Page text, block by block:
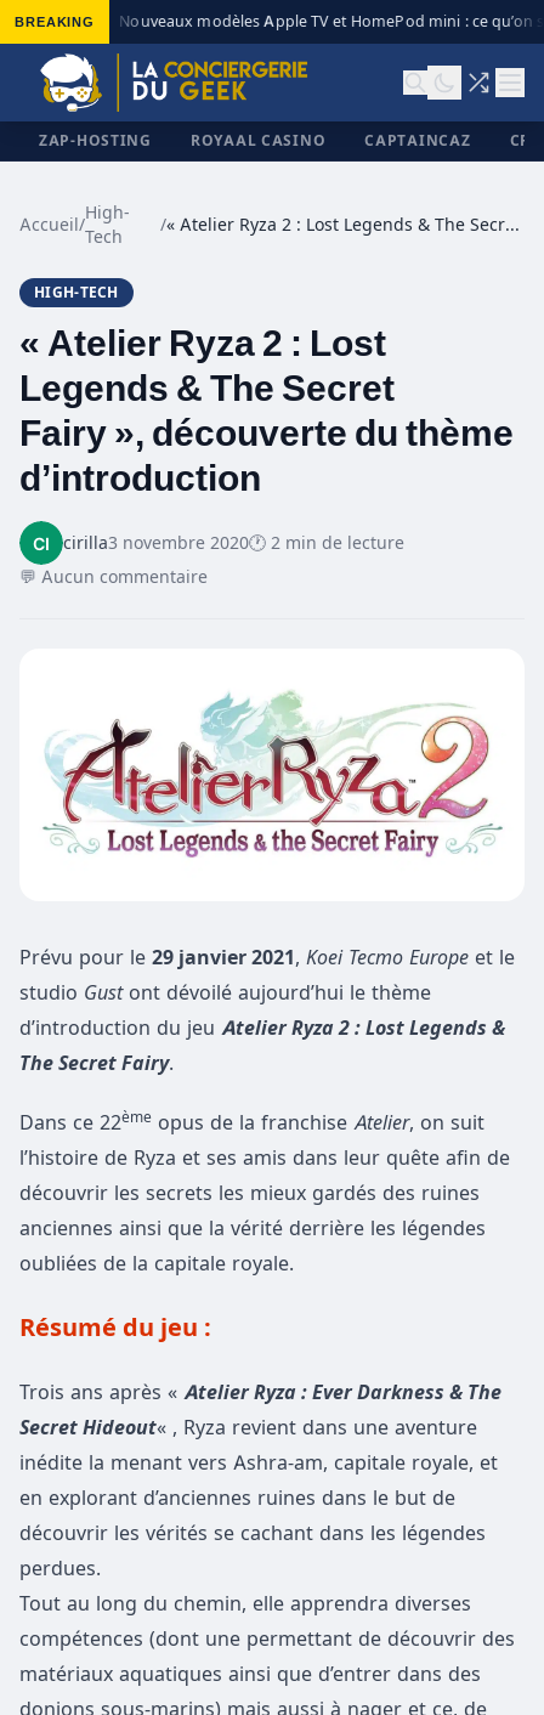
BREAKING Nouveaux modèles Apple TV et HomePod mini : ce qu’on
ZAP-HOSTING ROYAAL CASINO CAPTAINCAZ
Accueil/
High-
Tech
/ « Atelier Ryza 2 : Lost Legends & The Secret Fairy », découverte du thème d’introduction
HIGH-TECH
« Atelier Ryza 2 : Lost
Legends & The Secret
Fairy », découverte du thème
d’introduction
cirilla3 novembre 2020🕐 2 min de lecture
💬 Aucun commentaire
Prévu pour le 29 janvier 2021, Koei Tecmo Europe et le
studio Gust ont dévoilé aujourd’hui le thème
d’introduction du jeu Atelier Ryza 2 : Lost Legends &
The Secret Fairy.
Dans ce 22ème opus de la franchise Atelier, on suit
l’histoire de Ryza et ses amis dans leur quête afin de
découvrir les secrets les mieux gardés des ruines
anciennes ainsi que la vérité derrière les légendes
oubliées de la capitale royale.
Résumé du jeu :
Trois ans après « Atelier Ryza : Ever Darkness & The
Secret Hideout« , Ryza revient dans une aventure
inédite la menant vers Ashra-am, capitale royale, et
en explorant d’anciennes ruines dans le but de
découvrir les vérités se cachant dans les légendes
perdues.
Tout au long du chemin, elle apprendra diverses
compétences (dont une permettant de découvrir des
matériaux aquatiques ainsi que d’entrer dans des
donjons sous-marins) mais aussi à nager et ce, de